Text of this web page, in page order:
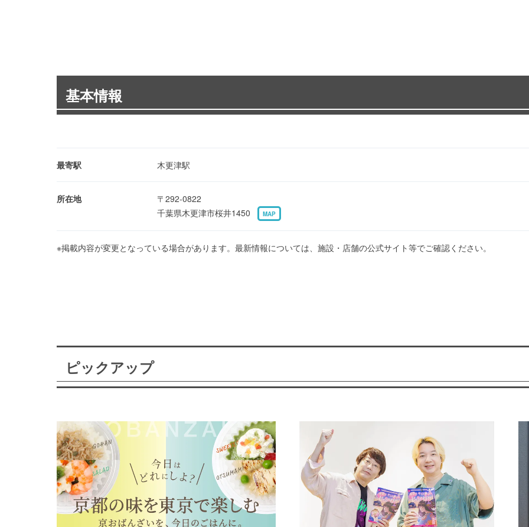
基本情報
最寄駅 木更津駅
所在地
〒292-0822
千葉県木更津市桜井1450
MAP
※掲載内容が変更となっている場合があります。最新情報については、施設・店舗の公式サイト等でご確認ください。
ピックアップ